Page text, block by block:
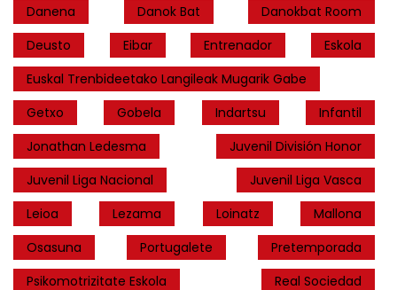
Danena
Danok Bat
Danokbat Room
Deusto
Eibar Entrenador
Eskola
Euskal Trenbideetako Langileak Mugarik Gabe
Getxo
Gobela Indartsu
Infantil
Jonathan Ledesma
Juvenil División Honor
Juvenil Liga Nacional
Juvenil Liga Vasca
Leioa
Lezama Loinatz
Mallona
Osasuna
Portugalete
Pretemporada
Psikomotrizitate Eskola
Real Sociedad